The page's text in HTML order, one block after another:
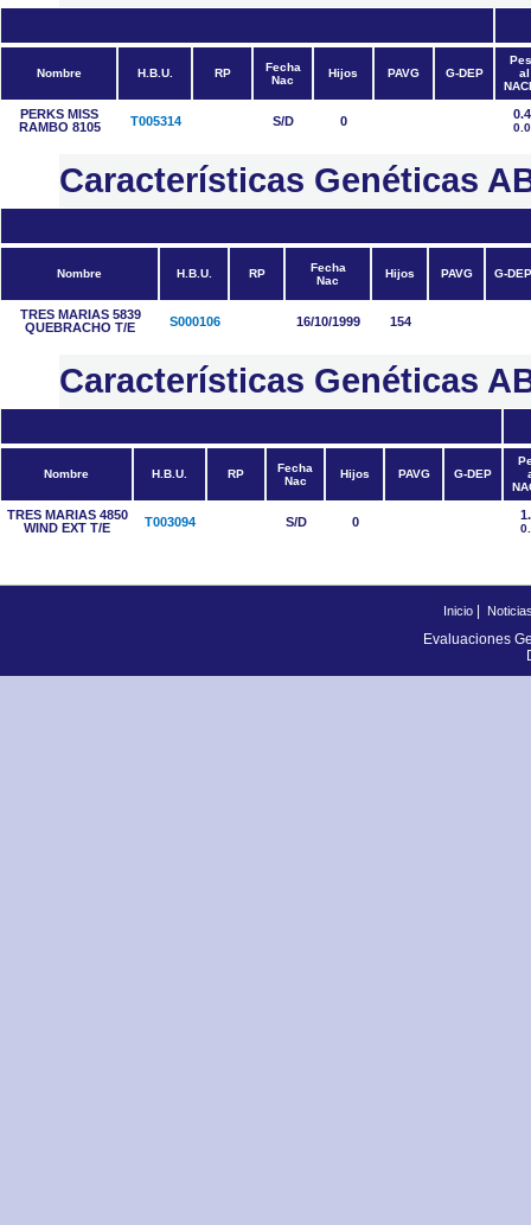
Nombre H.B.U. RP
Fecha
Nac
Hijos PAVG G-DEP
al
PERKS MISS
RAMBO 8105
T005314 S/D 0
Características Genéticas
Nombre H.B.U. RP
Fecha
Nac
Hijos PAVG G-DEP
TRES MARIAS 5839
QUEBRACHO T/E
S000106 16/10/1999 154
Características Genéticas
Nombre H.B.U. RP
Fecha
Nac
Hijos PAVG G-DEP
TRES MARIAS 4850
WIND EXT T/E
T003094 S/D 0
Inicio|
Evaluaciones